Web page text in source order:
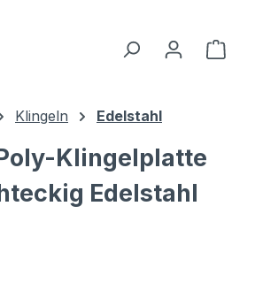
Klingeln Edelstahl
Klingelplatte
Edelstahl